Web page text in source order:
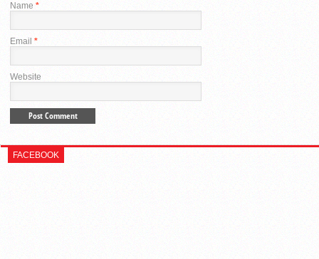
Name *
Email *
Website
FACEBOOK